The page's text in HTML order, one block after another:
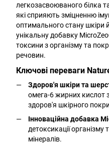
легкозасвоюваного білка
які сприяють зміцненню
оптимального стану шкіри
унікальну добавку
токсини з організму та
речовин.
Ключові переваги
Здоров'я шкіри та
омега-6 жирних кислот
здоров'я шкірного
Інноваційна добавка
детоксикації
мінералів.